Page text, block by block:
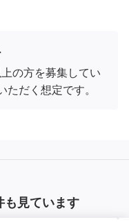
の方を募集してい
ただく想定です。
も見ています